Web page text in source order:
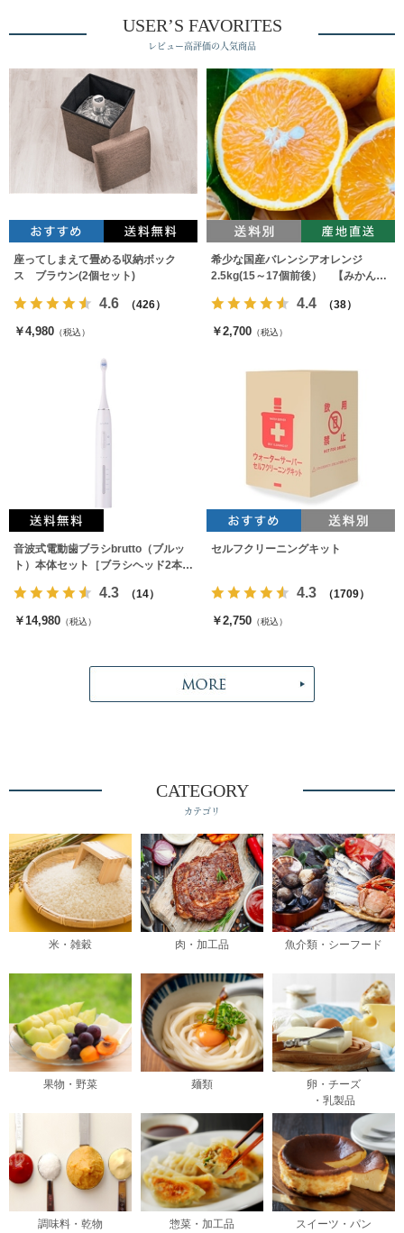
USER’S FAVORITES
レビュー高評価の人気商品
座ってしまえて畳める収納ボック
ス ブラウン(2個セット)
4.6 （426）
￥4,980 （税込）
希少な国産バレンシアオレンジ
2.5kg(15～17個前後） 【みかんの
4.4 （38）
￥2,700 （税込）
音波式電動歯ブラシbrutto（ブルッ
ト）本体セット［ブラシヘッド2本付
4.3 （14）
￥14,980 （税込）
セルフクリーニングキット
4.3 （1709）
￥2,750 （税込）
CATEGORY
カテゴリ
米・雑穀 肉・加工品 魚介類・シーフード
果物・野菜 麺類
卵・チーズ
・乳製品
調味料・乾物 惣菜・加工品 スイーツ・パン